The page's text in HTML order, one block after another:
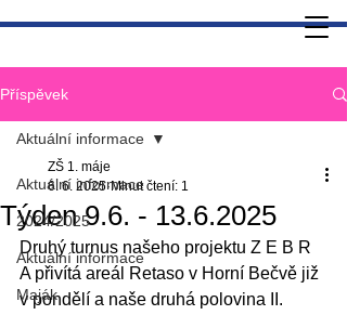
Příspěvek
Aktuální informace
2024/2025
Aktuální informace
Maják
Aktuální informace
Týden 9.6. - 13.6.2025
ZŠ 1. máje
6. 6. 2025 Minut čtení: 1
Druhý turnus našeho projektu Z E B R
A přivítá areál Retaso v Horní Bečvě již
v pondělí a naše druhá polovina II.